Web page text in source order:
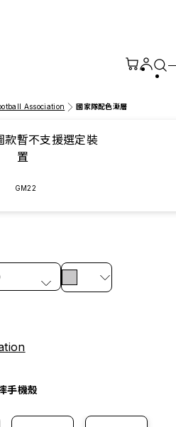
Association 國家隊配色漸層
款暫不支援選定裝
置
GM22
手機殼